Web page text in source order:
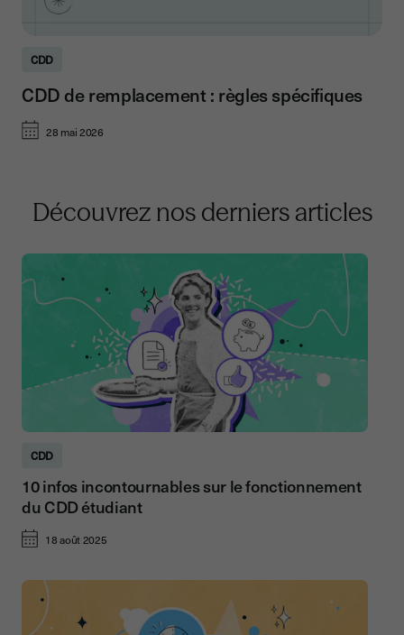
CDD
28 mai 2026
CDD de remplacement : règles spécifiques
Découvrez nos derniers articles
CDD
10 infos incontournables sur le fonctionnement
du CDD étudiant
18 août 2025